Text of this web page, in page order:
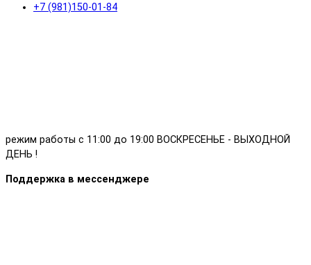
+7 (981)150-01-84
режим работы с 11:00 до 19:00 ВОСКРЕСЕНЬЕ - ВЫХОДНОЙ
ДЕНЬ !
Поддержка в мессенджере